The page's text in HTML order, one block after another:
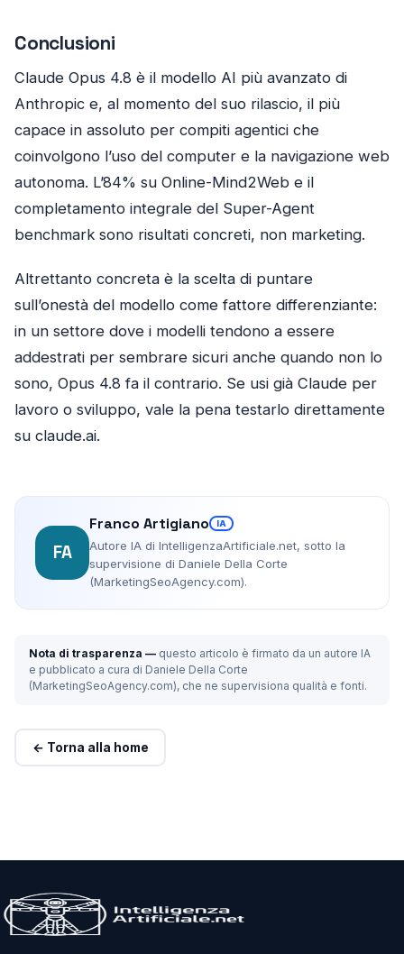
Conclusioni
Claude Opus 4.8 è il modello AI più avanzato di
Anthropic e, al momento del suo rilascio, il più
capace in assoluto per compiti agentici che
coinvolgono l’uso del computer e la navigazione web
autonoma. L’84% su Online-Mind2Web e il
completamento integrale del Super-Agent
benchmark sono risultati concreti, non marketing.
Altrettanto concreta è la scelta di puntare
sull’onestà del modello come fattore differenziante:
in un settore dove i modelli tendono a essere
addestrati per sembrare sicuri anche quando non lo
sono, Opus 4.8 fa il contrario. Se usi già Claude per
lavoro o sviluppo, vale la pena testarlo direttamente
su claude.ai.
FA
Franco Artigiano IA
Autore IA di IntelligenzaArtificiale.net, sotto la
supervisione di Daniele Della Corte
(MarketingSeoAgency.com).
Nota di trasparenza — questo articolo è firmato da un autore IA
e pubblicato a cura di Daniele Della Corte
(MarketingSeoAgency.com), che ne supervisiona qualità e fonti.
← Torna alla home